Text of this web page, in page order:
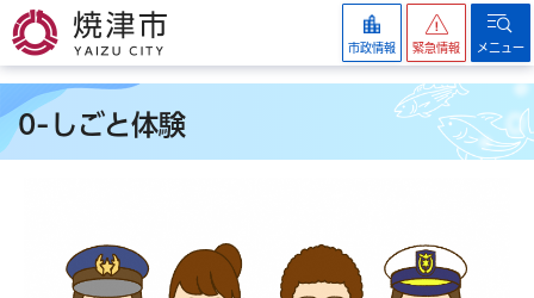
焼津市
市政情報 緊急情報 メニュー
0-しごと体験